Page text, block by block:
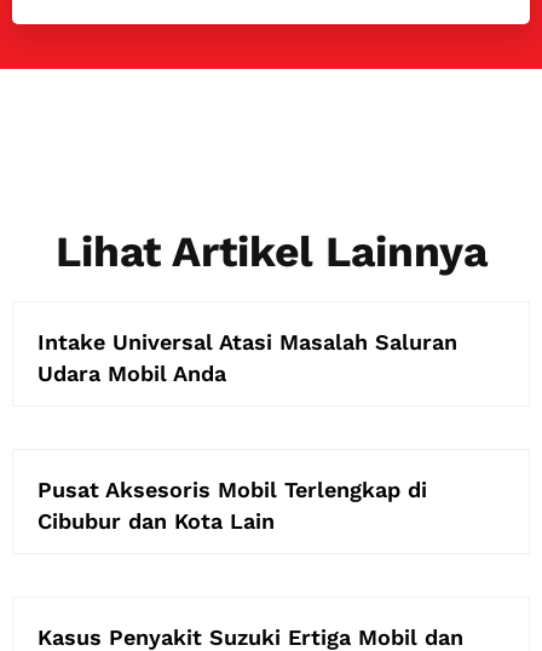
Lihat Artikel Lainnya
Intake Universal Atasi Masalah Saluran
Udara Mobil Anda
Pusat Aksesoris Mobil Terlengkap di
Cibubur dan Kota Lain
Kasus Penyakit Suzuki Ertiga Mobil dan